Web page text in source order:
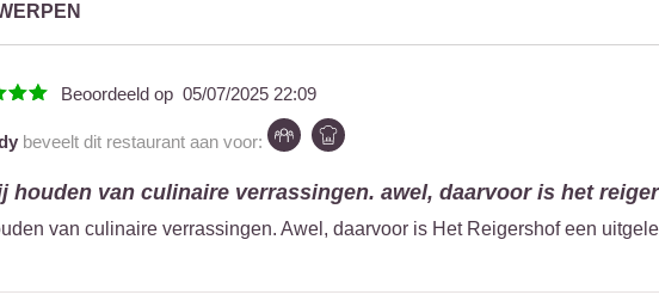
Beoordeeld op 05/07/2025 22:09
beveelt dit restaurant aan voor:
houden van culinaire verrassingen. awel, daarvoor is het
van culinaire verrassingen. Awel, daarvoor is Het Reigershof een